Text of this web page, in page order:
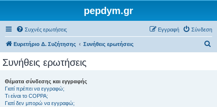
pepdym.gr
Συχνές ερωτήσεις Σύνδεση
Εγγραφή
Ευρετήριο Δ. Συζήτησης Συνήθεις ερωτήσεις
Συνήθεις ερωτήσεις
Θέματα σύνδεσης και εγγραφής
Γιατί πρέπει να εγγραφώ;
Τι είναι το COPPA;
Γιατί δεν μπορώ να εγγραφώ;